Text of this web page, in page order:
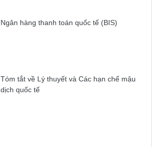
Ngân hàng thanh toán quốc tế (BIS)
Tóm tắt về Lý thuyết và Các hạn chế mậu
dịch quốc tế